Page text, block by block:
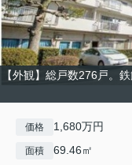
【外観】総戸数276戸。
価格 1,680万円
面積 69.46㎡